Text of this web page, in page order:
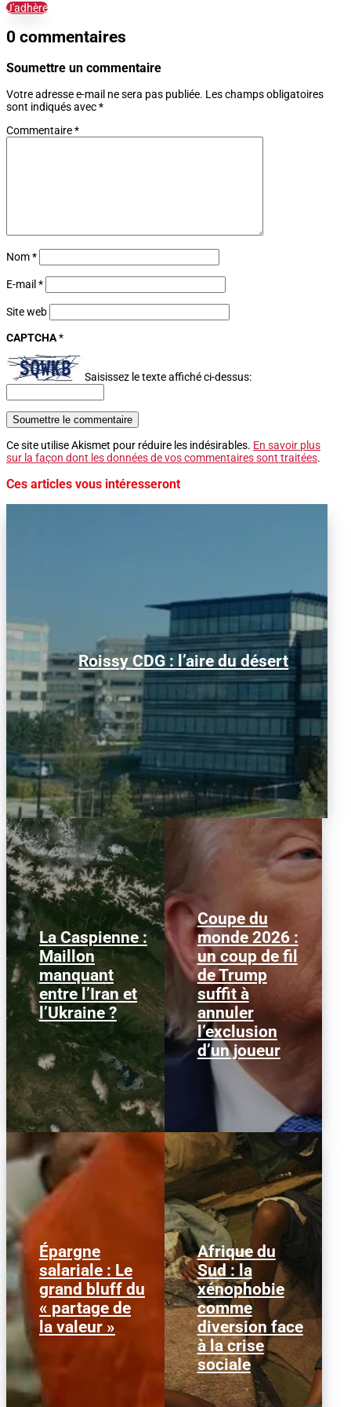
J'adhère
0 commentaires
Soumettre un commentaire
Votre adresse e-mail ne sera pas publiée. Les champs obligatoires
sont indiqués avec*
Commentaire*
Nom*
E-mail *
Site web
CAPTCHA*
Saisissez le texte affiché ci-dessus:
Soumettre le commentaire
Ce site utilise Akismet pour réduire les indésirables. En savoir plus
sur la façon dont les données de vos commentaires sont traitées.
Ces articles vous intéresseront
Roissy CDG : l’aire du désert
Alors que le trafic aérien a retrouvé son
niveau d’avant la pandémie, les
conditions d’obtention...
La Caspienne :
Maillon
manquant
entre l’Iran et
l’Ukraine ?
Samedi 25 juillet 2026,
des drones ukrainiens
ont frappé plusieurs
cibles en mer Caspienne,
parmi...
Coupe du
monde 2026 :
un coup de fil
de Trump
suffit à
annuler
l’exclusion
d’un joueur
Le 1er juillet 2026,
l'attaquant américain
Folarin Balogun recevait
un carton rouge
parfaitement...
Épargne
salariale : Le
grand bluff du
« partage de
la valeur »
Alors que l'inflation et la
course aux profits
écrasent le pouvoir
d’achat, la loi « partage
de la...
Afrique du
Sud : la
xénophobie
comme
diversion face
à la crise
sociale
© HCR/ James Oatway
L’Afrique du Sud est
entrée dans une
séquence dangereuse.
Des groupes...